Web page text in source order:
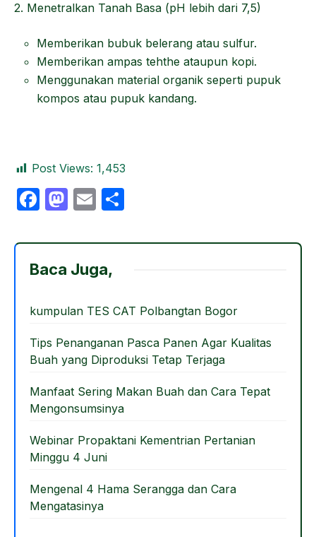
2. Menetralkan Tanah Basa (pH lebih dari 7,5)
Memberikan bubuk belerang atau sulfur.
Memberikan ampas tehthe ataupun kopi.
Menggunakan material organik seperti pupuk
kompos atau pupuk kandang.
Post Views: 1,453
F
c
e
o
o
k
M
st
o
o
n
E
ail ar
Baca Juga,
kumpulan TES CAT Polbangtan Bogor
Tips Penanganan Pasca Panen Agar Kualitas
Buah yang Diproduksi Tetap Terjaga
Manfaat Sering Makan Buah dan Cara Tepat
Mengonsumsinya
Webinar Propaktani Kementrian Pertanian
Minggu 4 Juni
Mengenal 4 Hama Serangga dan Cara
Mengatasinya